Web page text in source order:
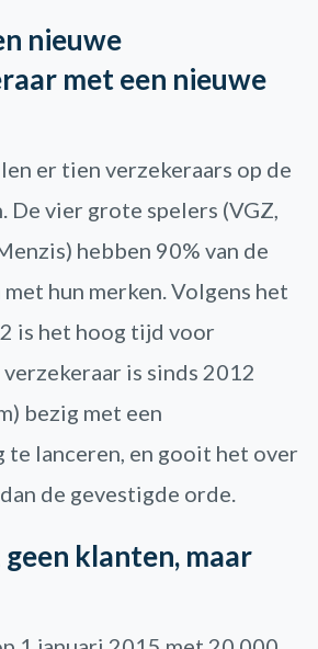
nieuwe
met een nieuwe
er tien verzekeraars op de
De vier grote spelers (VGZ,
hebben 90% van de
hun merken. Volgens het
is het hoog tijd voor
is sinds 2012
bezig met een
te lanceren, en gooit het over
de gevestigde orde.
klanten, maar